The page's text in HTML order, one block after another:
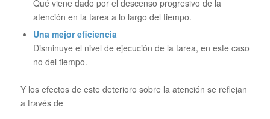
Qué viene dado por el descenso progresivo de la
atención en la tarea a lo largo del tiempo.
Una mejor eficiencia
Disminuye el nivel de ejecución de la tarea, en este caso
no del tiempo.
Y los efectos de este deterioro sobre la atención se reflejan
a través de